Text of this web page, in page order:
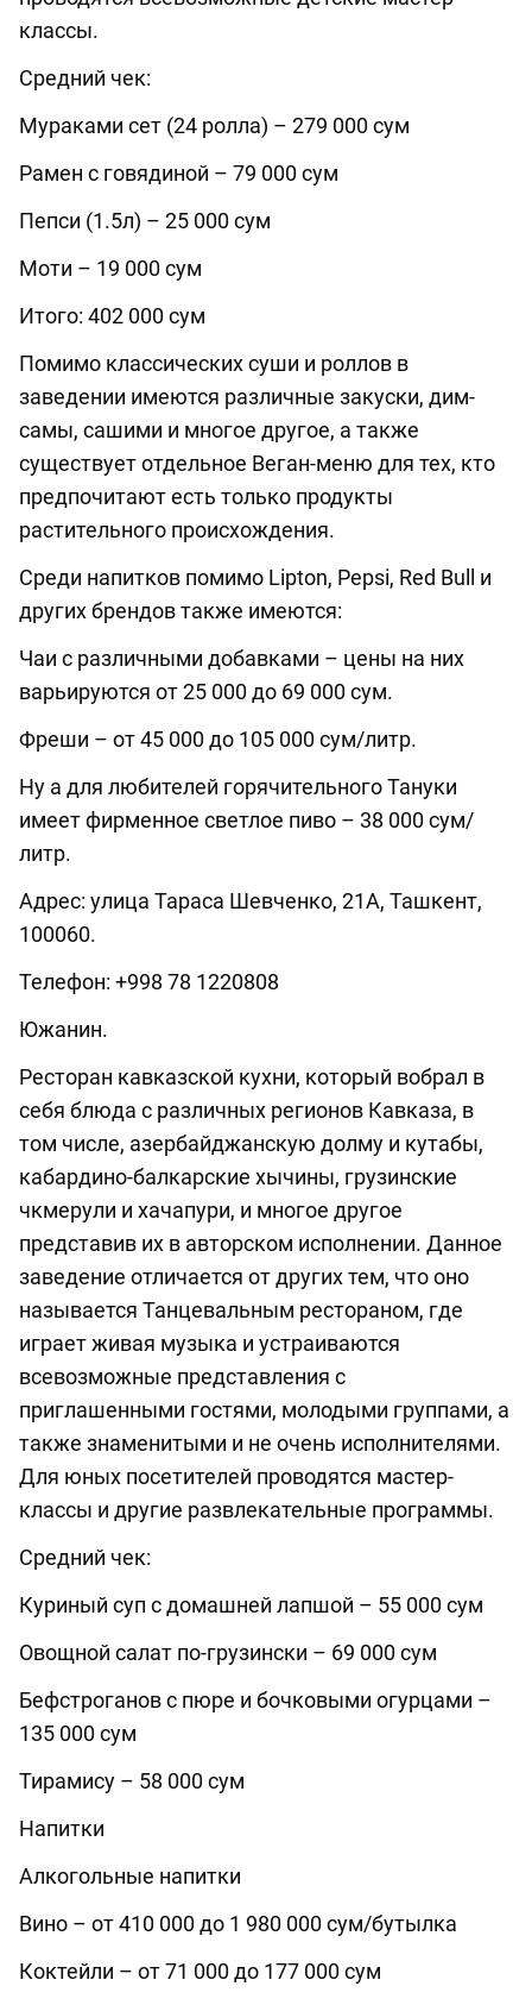
классы.
Средний чек:
Мураками сет (24 ролла) – 279 000 сум
Рамен с говядиной – 79 000 сум
Пепси (1.5л) – 25 000 сум
Моти – 19 000 сум
Итого: 402 000 сум
Помимо классических суши и роллов в
заведении имеются различные закуски, дим-
самы, сашими и многое другое, а также
существует отдельное Веган-меню для тех, кто
предпочитают есть только продукты
растительного происхождения.
Среди напитков помимо Lipton, Pepsi, Red Bull и
других брендов также имеются:
Чаи с различными добавками – цены на них
варьируются от 25 000 до 69 000 сум.
Фреши – от 45 000 до 105 000 сум/литр.
Ну а для любителей горячительного Тануки
имеет фирменное светлое пиво – 38 000 сум/
литр.
Адрес: улица Тараса Шевченко, 21А, Ташкент,
100060.
Телефон: +998 78 1220808
Южанин.
Ресторан кавказской кухни, который вобрал в
себя блюда с различных регионов Кавказа, в
том числе, азербайджанскую долму и кутабы,
кабардино-балкарские хычины, грузинские
чкмерули и хачапури, и многое другое
представив их в авторском исполнении. Данное
заведение отличается от других тем, что оно
называется Танцевальным рестораном, где
играет живая музыка и устраиваются
всевозможные представления с
приглашенными гостями, молодыми группами, а
также знаменитыми и не очень исполнителями.
Для юных посетителей проводятся мастер-
классы и другие развлекательные программы.
Средний чек:
Куриный суп с домашней лапшой – 55 000 сум
Овощной салат по-грузински – 69 000 сум
Бефстроганов с пюре и бочковыми огурцами –
135 000 сум
Тирамису – 58 000 сум
Напитки
Алкогольные напитки
Вино – от 410 000 до 1 980 000 сум/бутылка
Коктейли – от 71 000 до 177 000 сум